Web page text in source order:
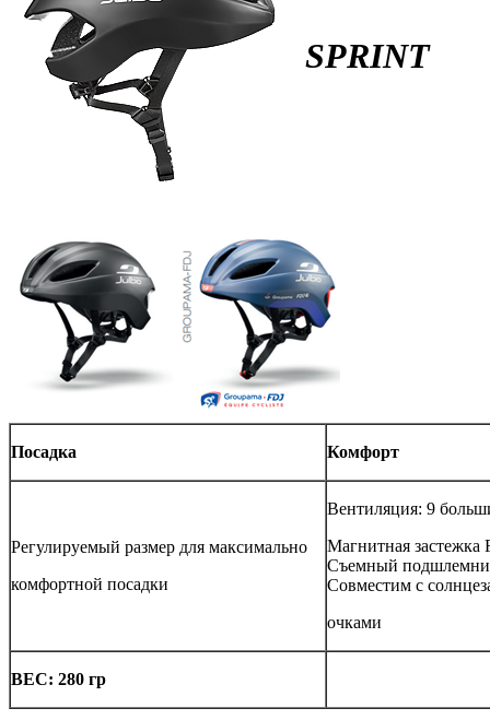
SPRINT
Посадка Комфорт
Регулируемый размер для максимально
комфортной посадки
Вентиляция: 9
Магнитная застежка
Съемный
Совместим с
очками
ВЕС: 280 гр